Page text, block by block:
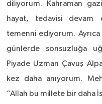
diliyorum. Kahraman
hayat, tedavisi devam
temenni ediyorum.
günlerde sonsuzluğa
Piyade Uzman Çavuş
kez daha anıyorum.
“Allah bu millete bir daha